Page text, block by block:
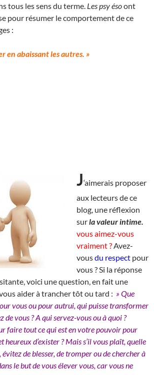
tous les sens du terme. Les psy ésoont
pour résumer le comportement de ce
:
en abaissant les autres. »
J‘aimerais proposer
aux lecteurs de ce
blog, une réflexion
surla valeur intime.
vous aimez-vous
vraiment ? Avez-
vousdu respect pour
vous ? Si la réponse
voici une question, en fait une
aider à trancher tôt ou tard : » Que
vous ou pour autrui, qui puisse transformer
de vous ? A qui servez-vous ou à quoi ?
faire tout ce qui est en votre pouvoir pour
heureux d’exister ? Mais s’il vous plaît, quelle
de blesser, de tromper ou de chercher à
le but de vous élever vous, car vous ne